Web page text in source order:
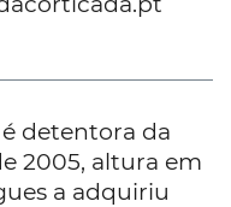
é detentora da
2005, altura em
a adquiriu